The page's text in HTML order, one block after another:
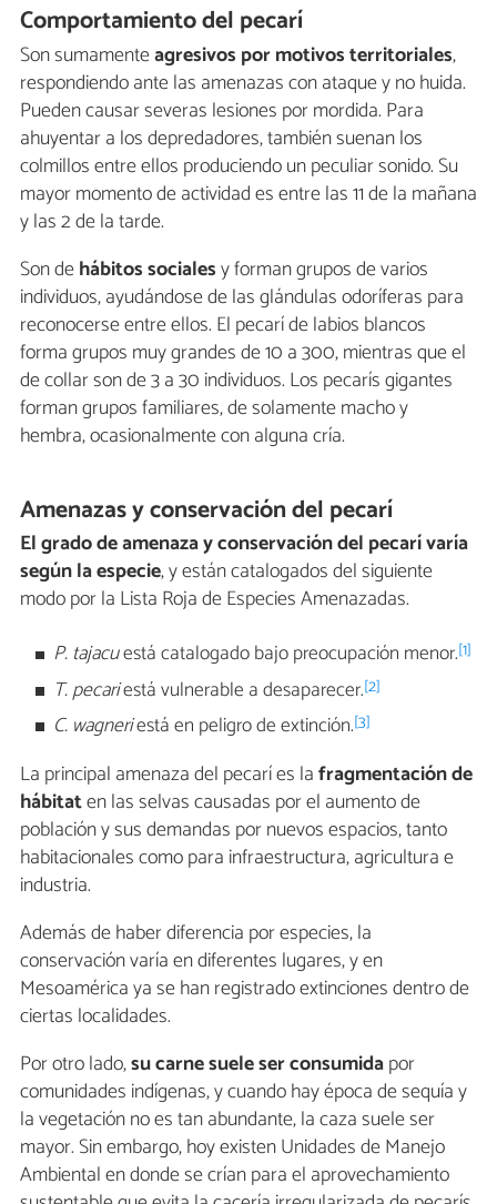
Comportamiento del pecarí
Son sumamenteagresivos por motivos territoriales,
respondiendo ante las amenazas con ataque y no huida.
Pueden causar severas lesiones por mordida. Para
ahuyentar a los depredadores, también suenan los
colmillos entre ellos produciendo un peculiar sonido. Su
mayor momento de actividad es entre las 11 de la mañana
y las 2 de la tarde.
Son dehábitos socialesy forman grupos de varios
individuos, ayudándose de las glándulas odoríferas para
reconocerse entre ellos. El pecarí de labios blancos
forma grupos muy grandes de 10 a 300, mientras que el
de collar son de 3 a 30 individuos. Los pecarís gigantes
forman grupos familiares, de solamente macho y
hembra, ocasionalmente con alguna cría.
Amenazas y conservación del pecarí
El grado de amenaza y conservación del pecarí varía
según la especie, y están catalogados del siguiente
modo por la Lista Roja de Especies Amenazadas.
P. tajacuestá catalogado bajo preocupación menor.[1]
T. pecariestá vulnerable a desaparecer.[2]
C. wagneriestá en peligro de extinción.[3]
La principal amenaza del pecarí es lafragmentación de
hábitaten las selvas causadas por el aumento de
población y sus demandas por nuevos espacios, tanto
habitacionales como para infraestructura, agricultura e
industria.
Además de haber diferencia por especies, la
conservación varía en diferentes lugares, y en
Mesoamérica ya se han registrado extinciones dentro de
ciertas localidades.
Por otro lado,su carne suele ser consumidapor
comunidades indígenas, y cuando hay época de sequía y
la vegetación no es tan abundante, la caza suele ser
mayor. Sin embargo, hoy existen Unidades de Manejo
Ambiental en donde se crían para el aprovechamiento